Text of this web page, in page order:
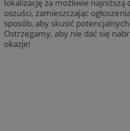
lokalizację za możliwie
oszuści, zamieszczając
sposób, aby skusić
Ostrzegamy, aby nie dać się
okazje!